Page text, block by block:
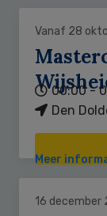
Vanaf 28
00:00 -
Den
Meer
16